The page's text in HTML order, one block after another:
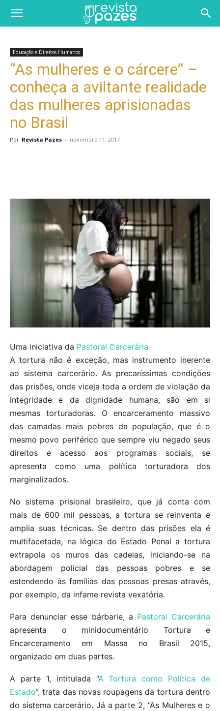
Educação e Direitos Humanos
“As mulheres e o cárcere” –
conheça a aviltante realidade
das mulheres aprisionadas
no Brasil
Por Revista Pazes - novembro 11, 2017
Uma iniciativa da Pastoral Carcerária
A tortura não é exceção, mas instrumento inerente
ao sistema carcerário. As precaríssimas condições
das prisões, onde viceja toda a ordem de violação da
integridade e da dignidade humana, são em si
mesmas torturadoras. O encarceramento massivo
das camadas mais pobres da população, que é o
mesmo povo periférico que sempre viu negado seus
direitos e acesso aos programas sociais, se
apresenta como uma política torturadora dos
marginalizados.
No sistema prisional brasileiro, que já conta com
mais de 600 mil pessoas, a tortura se reinventa e
amplia suas técnicas. Se dentro das prisões ela é
multifacetada, na lógica do Estado Penal a tortura
extrapola os muros das cadeias, iniciando-se na
abordagem policial das pessoas pobres e se
estendendo às famílias das pessoas presas através,
por exemplo, da infame revista vexatória.
Para denunciar esse bárbarie, a Pastoral Carcerária
apresenta o minidocumentário Tortura e
Encarceramento em Massa no Brasil 2015,
organizado em duas partes.
A parte 1, intitulada “A Tortura como Política de
Estado”, trata das novas roupagens da tortura dentro
do sistema carcerário. Já a parte 2, “As Mulheres e o